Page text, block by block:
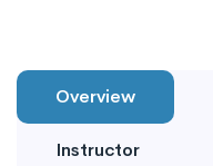
Overview
Instructor